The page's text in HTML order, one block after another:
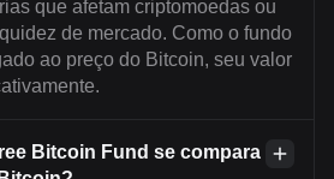
que afetam criptomoedas ou
de mercado. Como o fundo
ao preço do Bitcoin, seu valor
Bitcoin Fund se compara